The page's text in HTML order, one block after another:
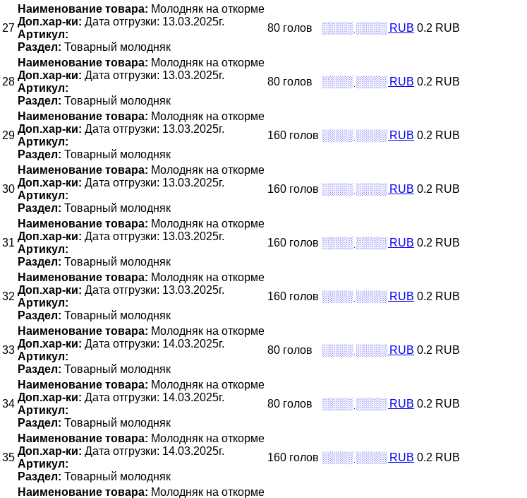
27
Наименование товара: Молодняк на откорме
Доп.хар-ки: Дата отгрузки: 13.03.2025г.
Артикул:
Раздел: Товарный молодняк
80 голов ░░░░ ░░░░ RUB 0.2 RUB
28
Наименование товара: Молодняк на откорме
Доп.хар-ки: Дата отгрузки: 13.03.2025г.
Артикул:
Раздел: Товарный молодняк
80 голов ░░░░ ░░░░ RUB 0.2 RUB
29
Наименование товара: Молодняк на откорме
Доп.хар-ки: Дата отгрузки: 13.03.2025г.
Артикул:
Раздел: Товарный молодняк
160 голов ░░░░ ░░░░ RUB 0.2 RUB
30
Наименование товара: Молодняк на откорме
Доп.хар-ки: Дата отгрузки: 13.03.2025г.
Артикул:
Раздел: Товарный молодняк
160 голов ░░░░ ░░░░ RUB 0.2 RUB
31
Наименование товара: Молодняк на откорме
Доп.хар-ки: Дата отгрузки: 13.03.2025г.
Артикул:
Раздел: Товарный молодняк
160 голов ░░░░ ░░░░ RUB 0.2 RUB
32
Наименование товара: Молодняк на откорме
Доп.хар-ки: Дата отгрузки: 13.03.2025г.
Артикул:
Раздел: Товарный молодняк
160 голов ░░░░ ░░░░ RUB 0.2 RUB
33
Наименование товара: Молодняк на откорме
Доп.хар-ки: Дата отгрузки: 14.03.2025г.
Артикул:
Раздел: Товарный молодняк
80 голов ░░░░ ░░░░ RUB 0.2 RUB
34
Наименование товара: Молодняк на откорме
Доп.хар-ки: Дата отгрузки: 14.03.2025г.
Артикул:
Раздел: Товарный молодняк
80 голов ░░░░ ░░░░ RUB 0.2 RUB
35
Наименование товара: Молодняк на откорме
Доп.хар-ки: Дата отгрузки: 14.03.2025г.
Артикул:
Раздел: Товарный молодняк
160 голов ░░░░ ░░░░ RUB 0.2 RUB
Наименование товара: Молодняк на откорме